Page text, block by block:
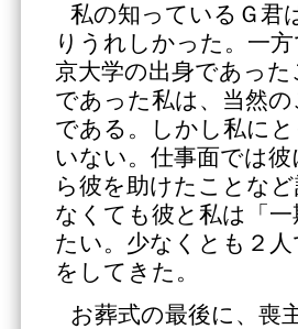
私の知っているＧ君
りうれしかった。一
京大学の出身であっ
であった私は、当然
である。しかし私に
いない。仕事面では
ら彼を助けたことな
なくても彼と私は「
たい。少なくとも２
をしてきた。
お葬式の最後に、喪